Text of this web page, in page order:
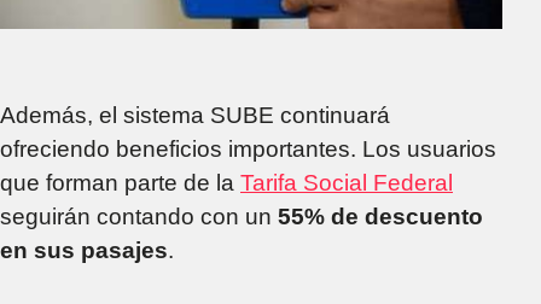
Además, el sistema SUBE continuará
ofreciendo beneficios importantes. Los usuarios
que forman parte de la Tarifa Social Federal
seguirán contando con un 55% de descuento
en sus pasajes.